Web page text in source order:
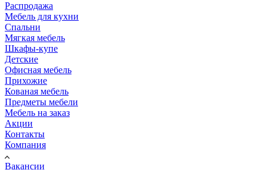
Распродажа
Мебель для кухни
Спальни
Мягкая мебель
Шкафы-купе
Детские
Офисная мебель
Прихожие
Кованая мебель
Предметы мебели
Мебель на заказ
Акции
Контакты
Компания
Вакансии